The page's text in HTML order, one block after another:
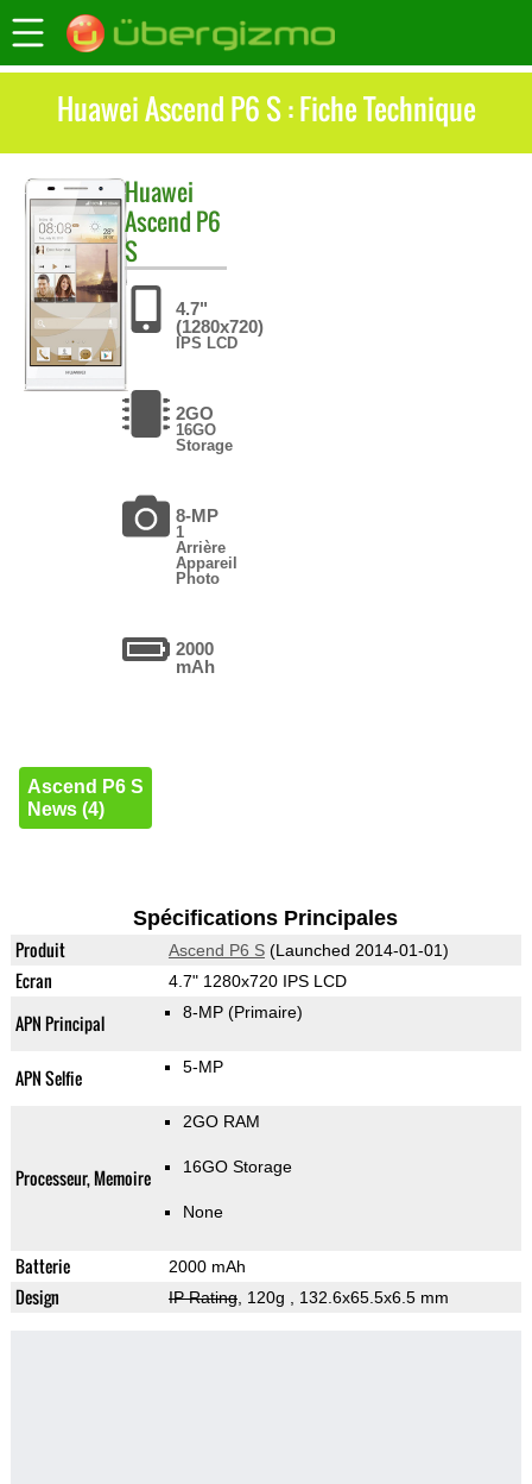
Huawei Ascend P6 S : Fiche Technique
Huawei
Ascend P6
S
4.7"
(1280x720)
IPS LCD
2GO
16GO
Storage
8-MP
1
Arrière
Appareil
Photo
2000
mAh
Ascend P6 S
News (4)
Spécifications Principales
Produit Ascend P6 S(Launched 2014-01-01)
Ecran 4.7" 1280x720 IPS LCD
APN Principal 8-MP (Primaire)
APN Selfie 5-MP
Processeur, Memoire
2GO RAM
16GO Storage
None
Batterie 2000 mAh
Design IP Rating, 120g , 132.6x65.5x6.5 mm